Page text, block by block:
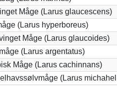
Måge (Larus glaucescens)
(Larus hyperboreus)
Måge (Larus glaucoides)
(Larus argentatus)
Måge (Larus cachinnans)
(Larus